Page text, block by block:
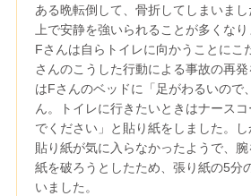
ある晩転倒して、骨折してしまいま
上で安静を強いられることが多くな
Fさんは自らトイレに向かうことにこ
さんのこうした行動による事故の再
はFさんのベッドに「足がわるいので
ん。トイレに行きたいときはナース
でください」と貼り紙をしました。
貼り紙が気に入らなかったようで、
紙を破ろうとしたため、張り紙の5分
いました。